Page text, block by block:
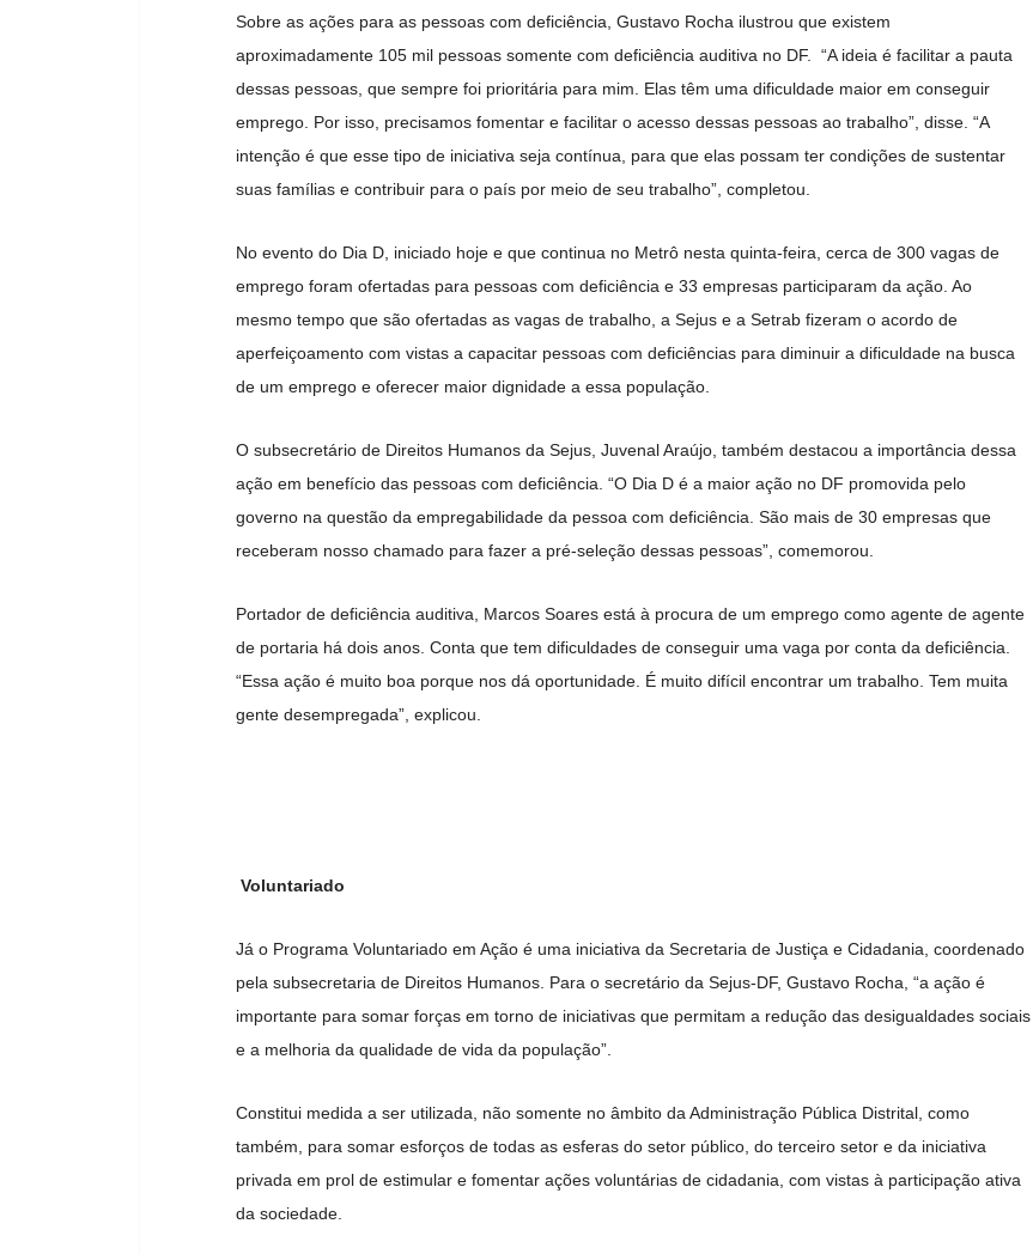
Sobre as ações para as pessoas com deficiência, Gustavo Rocha ilustrou que existem
aproximadamente 105 mil pessoas somente com deficiência auditiva no DF. “A ideia é facilitar a pauta
dessas pessoas, que sempre foi prioritária para mim. Elas têm uma dificuldade maior em conseguir
emprego. Por isso, precisamos fomentar e facilitar o acesso dessas pessoas ao trabalho”, disse. “A
intenção é que esse tipo de iniciativa seja contínua, para que elas possam ter condições de sustentar
suas famílias e contribuir para o país por meio de seu trabalho”, completou.
No evento do Dia D, iniciado hoje e que continua no Metrô nesta quinta-feira, cerca de 300 vagas de
emprego foram ofertadas para pessoas com deficiência e 33 empresas participaram da ação. Ao
mesmo tempo que são ofertadas as vagas de trabalho, a Sejus e a Setrab fizeram o acordo de
aperfeiçoamento com vistas a capacitar pessoas com deficiências para diminuir a dificuldade na busca
de um emprego e oferecer maior dignidade a essa população.
O subsecretário de Direitos Humanos da Sejus, Juvenal Araújo, também destacou a importância dessa
ação em benefício das pessoas com deficiência. “O Dia D é a maior ação no DF promovida pelo
governo na questão da empregabilidade da pessoa com deficiência. São mais de 30 empresas que
receberam nosso chamado para fazer a pré-seleção dessas pessoas”, comemorou.
Portador de deficiência auditiva, Marcos Soares está à procura de um emprego como agente de agente
de portaria há dois anos. Conta que tem dificuldades de conseguir uma vaga por conta da deficiência.
“Essa ação é muito boa porque nos dá oportunidade. É muito difícil encontrar um trabalho. Tem muita
gente desempregada”, explicou.
Voluntariado
Já o Programa Voluntariado em Ação é uma iniciativa da Secretaria de Justiça e Cidadania, coordenado
pela subsecretaria de Direitos Humanos. Para o secretário da Sejus-DF, Gustavo Rocha, “a ação é
importante para somar forças em torno de iniciativas que permitam a redução das desigualdades sociais
e a melhoria da qualidade de vida da população”.
Constitui medida a ser utilizada, não somente no âmbito da Administração Pública Distrital, como
também, para somar esforços de todas as esferas do setor público, do terceiro setor e da iniciativa
privada em prol de estimular e fomentar ações voluntárias de cidadania, com vistas à participação ativa
da sociedade.